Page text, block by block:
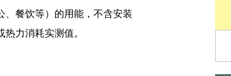
、餐饮等）的用能，不含安装
力消耗实测值。